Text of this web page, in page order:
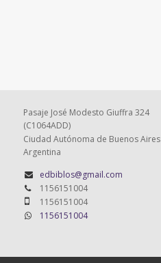
Pasaje José Modesto Giuffra 324
(C1064ADD)
Ciudad Autónoma de Buenos Aires
Argentina
edbiblos@gmail.com
1156151004
1156151004
1156151004